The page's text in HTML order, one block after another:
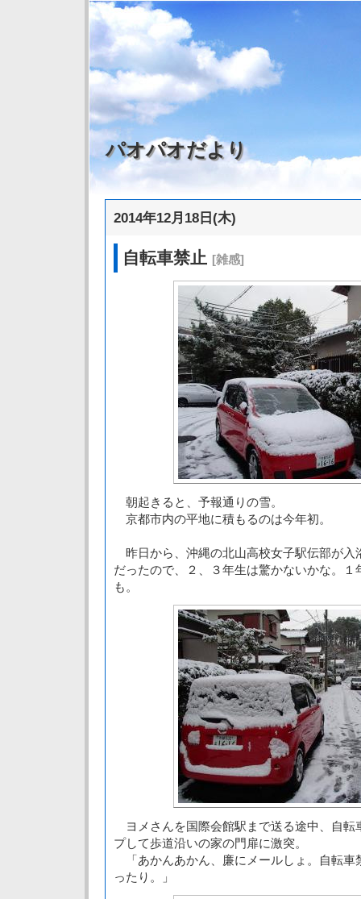
パオパオだより
2014年12月18日(木)
自転車禁止 [雑感]
朝起きると、予報通りの雪。
京都市内の平地に積もるのは今年初。
昨日から、沖縄の北山高校女子駅伝部が入
だったので、２、３年生は驚かないかな。
も。
ヨメさんを国際会館駅まで送る途中、自転
プして歩道沿いの家の門扉に激突。
「あかんあかん、廉にメールしょ。自転車
ったり。」